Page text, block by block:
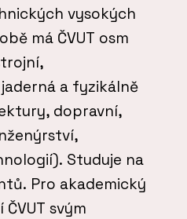
vysokých
má ČVUT osm
a fyzikálně
dopravní,
Studuje na
Pro akademický
svým